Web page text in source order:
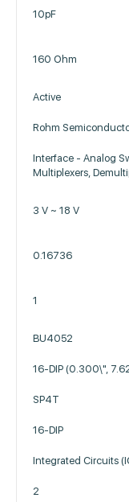
10pF
160 Ohm
Active
Rohm
Interface - Analog
Multiplexers,
3 V ~ 18 V
0.16736
1
BU4052
16-DIP (0.300\",
SP4T
16-DIP
Integrated Circuits
2